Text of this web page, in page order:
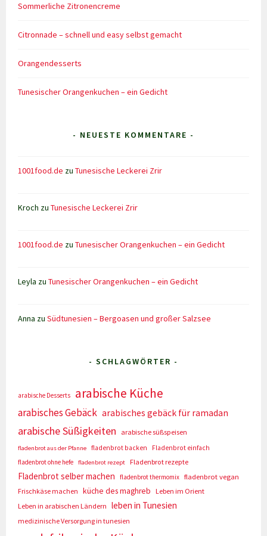
Sommerliche Zitronencreme
Citronnade – schnell und easy selbst gemacht
Orangendesserts
Tunesischer Orangenkuchen – ein Gedicht
- NEUESTE KOMMENTARE -
1001food.de zuTunesische Leckerei Zrir
Kroch zuTunesische Leckerei Zrir
1001food.de zuTunesischer Orangenkuchen – ein Gedicht
Leyla zuTunesischer Orangenkuchen – ein Gedicht
Anna zuSüdtunesien – Bergoasen und großer Salzsee
- SCHLAGWÖRTER -
arabische Desserts arabische Küche
arabisches Gebäck arabisches gebäck für ramadan
arabische Süßigkeiten arabische süßspeisen
fladenbrot aus der Pfanne fladenbrot backen
Fladenbrot einfach
fladenbrot ohne hefe
fladenbrot rezept Fladenbrot rezepte
Fladenbrot selber machen fladenbrot thermomix fladenbrot vegan
Frischkäse machen
küche des maghreb
Leben im Orient
Leben in arabischen Ländern
leben in Tunesien
medizinische Versorgung in tunesien